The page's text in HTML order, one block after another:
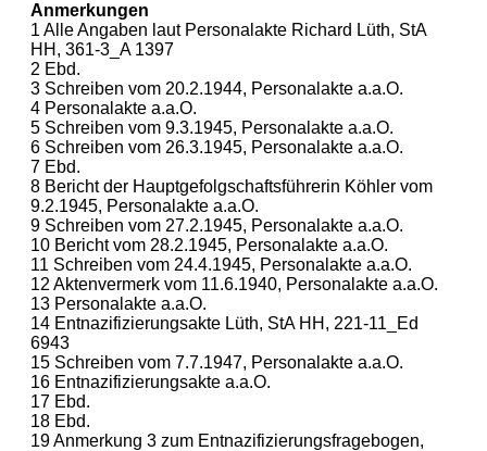
Anmerkungen
1 Alle Angaben laut Personalakte Richard Lüth, StA
HH, 361-3_A 1397
2 Ebd.
3 Schreiben vom 20.2.1944, Personalakte a.a.O.
4 Personalakte a.a.O.
5 Schreiben vom 9.3.1945, Personalakte a.a.O.
6 Schreiben vom 26.3.1945, Personalakte a.a.O.
7 Ebd.
8 Bericht der Hauptgefolgschaftsführerin Köhler vom
9.2.1945, Personalakte a.a.O.
9 Schreiben vom 27.2.1945, Personalakte a.a.O.
10 Bericht vom 28.2.1945, Personalakte a.a.O.
11 Schreiben vom 24.4.1945, Personalakte a.a.O.
12 Aktenvermerk vom 11.6.1940, Personalakte a.a.O.
13 Personalakte a.a.O.
14 Entnazifizierungsakte Lüth, StA HH, 221-11_Ed
6943
15 Schreiben vom 7.7.1947, Personalakte a.a.O.
16 Entnazifizierungsakte a.a.O.
17 Ebd.
18 Ebd.
19 Anmerkung 3 zum Entnazifizierungsfragebogen,